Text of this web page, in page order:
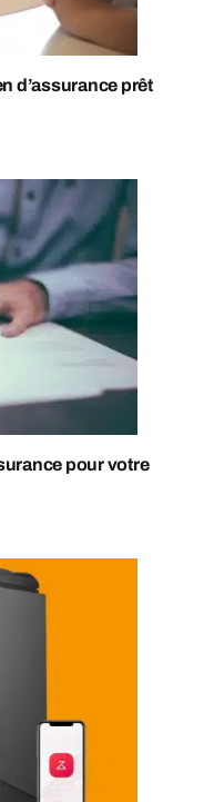
d’assurance prêt
pour votre